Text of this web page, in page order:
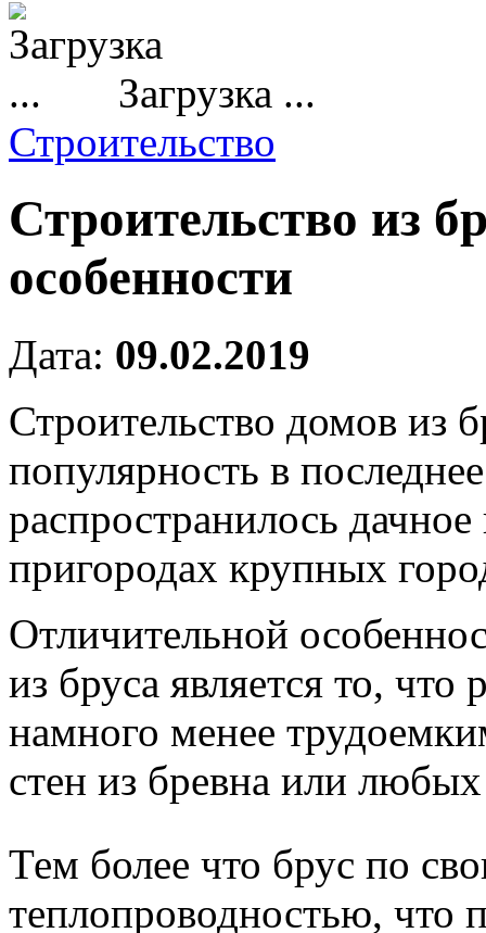
Загрузка ...
Строительство
Строительство из
особенности
Дата: 09.02.2019
Строительство домов из
популярность в
распространилось
пригородах крупных
Отличительной
из бруса является то, что
намного менее
стен из бревна или
Тем более что брус по
теплопроводностью, что